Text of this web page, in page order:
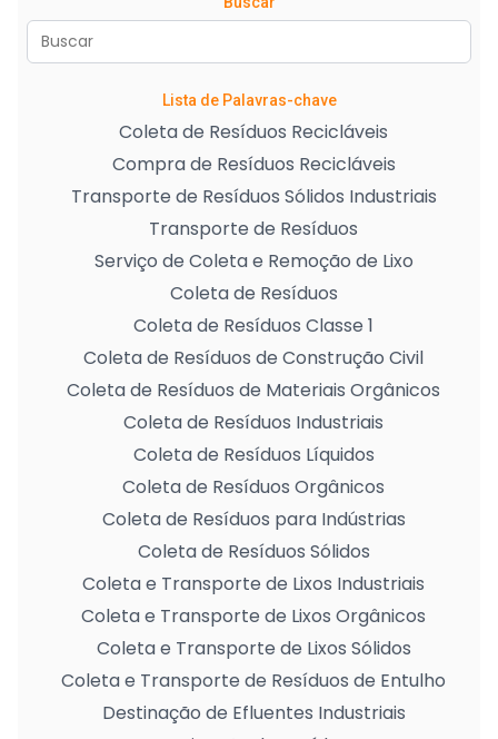
Lista de Palavras-chave
Coleta de Resíduos Recicláveis
Compra de Resíduos Recicláveis
Transporte de Resíduos Sólidos Industriais
Transporte de Resíduos
Serviço de Coleta e Remoção de Lixo
Coleta de Resíduos
Coleta de Resíduos Classe 1
Coleta de Resíduos de Construção Civil
Coleta de Resíduos de Materiais Orgânicos
Coleta de Resíduos Industriais
Coleta de Resíduos Líquidos
Coleta de Resíduos Orgânicos
Coleta de Resíduos para Indústrias
Coleta de Resíduos Sólidos
Coleta e Transporte de Lixos Industriais
Coleta e Transporte de Lixos Orgânicos
Coleta e Transporte de Lixos Sólidos
Coleta e Transporte de Resíduos de Entulho
Destinação de Efluentes Industriais